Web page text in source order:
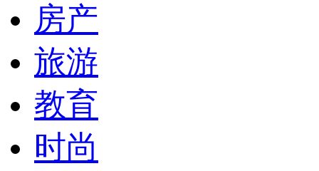
房产
旅游
教育
时尚